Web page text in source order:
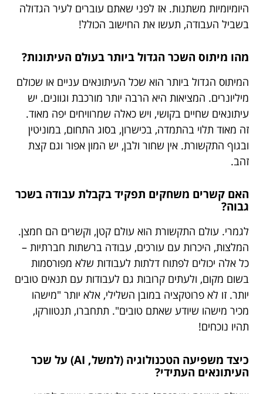
היומיומיות משתנות. אז לפני שאתם עוברים לעיר הגדולה
בשביל העבודה, תעשו את החישוב הכולל!
מהו מיתוס השכר הגדול ביותר בעולם העיתונות?
המיתוס הגדול ביותר הוא שכל העיתונאים עניים או שכולם
מיליונרים. המציאות היא הרבה יותר מורכבת וגוונים. יש
עיתונאים שחיים בקושי, ויש כאלה שמרוויחים יפה מאוד.
זה מאוד תלוי בהתמדה, בכישרון, בסוג התחום, במוניטין
ובגוף התקשורת. אין שחור ולבן, יש המון אפור וגם קצת
זהב.
האם קשרים משחקים תפקיד בקבלת עבודה בשכר
גבוה?
לגמרי. עולם התקשורת הוא עולם קטן, וקשרים הם חמצן.
המלצות, היכרות עם עורכים, עבודה ברשתות חברתיות –
כל אלה יכולים לפתוח דלתות לעבודות שלא מפורסמות
בשום מקום, ולעתים קרובות גם לעבודות עם תנאים טובים
יותר. זו לא פרוטקציה במובן השלילי, אלא יותר "מישהו
מכיר מישהו שיודע שאתם טובים". תתחברו, תנטוורקו,
תהיו נוכחים!
כיצד משפיעה הטכנולוגיה (למשל, AI) על שכר
העיתונאים העתידי?